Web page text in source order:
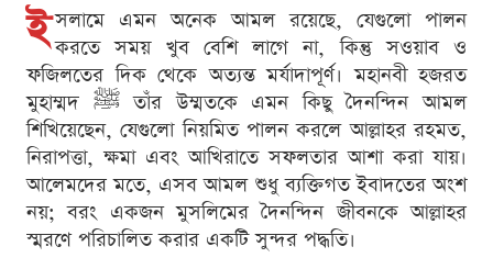
ই সলামে এমন অনেক আমল রয়েছে, যেগুলো পালন
করতে সময় খুব বেশি লাগে না, কিন্তু সওয়াব ও
ফজিলতের দিক থেকে অত্যন্ত মর্যাদাপূর্ণ। মহানবী হজরত
মুহাম্মদ ﷺ তাঁর উম্মতকে এমন কিছু দৈনন্দিন আমল
শিখিয়েছেন, যেগুলো নিয়মিত পালন করলে আল্লাহর রহমত,
নিরাপত্তা, ক্ষমা এবং আখিরাতে সফলতার আশা করা যায়।
আলেমদের মতে, এসব আমল শুধু ব্যক্তিগত ইবাদতের অংশ
নয়; বরং একজন মুসলিমের দৈনন্দিন জীবনকে আল্লাহর
স্মরণে পরিচালিত করার একটি সুন্দর পদ্ধতি।